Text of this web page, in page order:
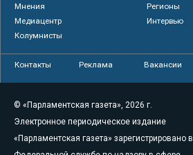
Мнения
Регионы
Медиацентр
Интервью
Колумнисты
Контакты Реклама Вакансии
© «Парламентская газета», 2026 г.
Электронное периодическое издание
«Парламентская газета» зарегистрировано в